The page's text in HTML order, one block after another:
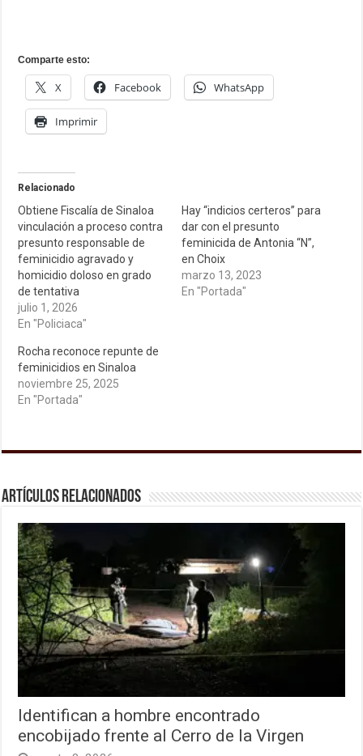
Comparte esto:
X Facebook WhatsApp
Imprimir
Relacionado
Obtiene Fiscalía de Sinaloa
vinculación a proceso contra
presunto responsable de
feminicidio agravado y
homicidio doloso en grado
de tentativa
julio 1, 2026
En "Policiaca"
Hay “indicios certeros” para
dar con el presunto
feminicida de Antonia “N”,
en Choix
marzo 13, 2023
En "Portada"
Rocha reconoce repunte de
feminicidios en Sinaloa
noviembre 25, 2025
En "Portada"
Artículos relacionados
Identifican a hombre encontrado
encobijado frente al Cerro de la Virgen